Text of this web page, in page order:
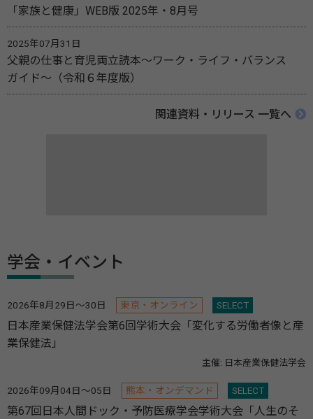
「家族と健康」WEB版 2025年・8月号
2025年07月31日
父親の仕事と育児両立読本～ワーク・ライフ・バランス
ガイド～（令和６年度版）
関連資料・リリース 一覧へ
学会・イベント
2026年8月29日～30日 東京・オンライン SELECT
日本産業保健法学会第6回学術大会「変化する労働者像と産
業保健法」
主催: 日本産業保健法学会
2026年09月04日～05日 熊本・オンデマンド SELECT
第67回日本人間ドック・予防医療学会学術大会「人生のそ